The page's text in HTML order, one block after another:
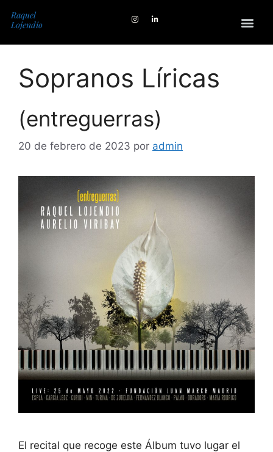
Raquel
Lojendio
Sopranos Líricas
(entreguerras)
20 de febrero de 2023 por admin
El recital que recoge este Álbum tuvo lugar el